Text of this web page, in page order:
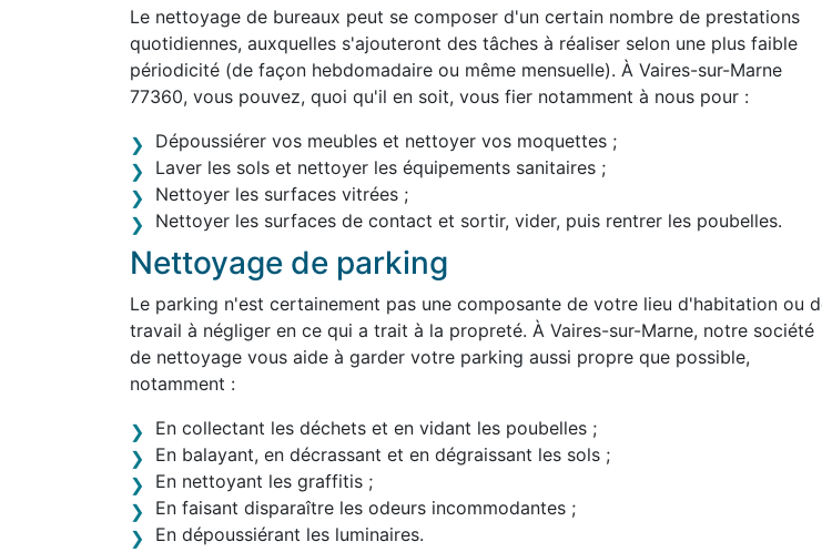
Le nettoyage de bureaux peut se composer d'un certain nombre de prestations
quotidiennes, auxquelles s'ajouteront des tâches à réaliser selon une plus faible
périodicité (de façon hebdomadaire ou même mensuelle). À Vaires-sur-Marne
77360, vous pouvez, quoi qu'il en soit, vous fier notamment à nous pour :
Dépoussiérer vos meubles et nettoyer vos moquettes ;
Laver les sols et nettoyer les équipements sanitaires ;
Nettoyer les surfaces vitrées ;
Nettoyer les surfaces de contact et sortir, vider, puis rentrer les poubelles.
Nettoyage de parking
Le parking n'est certainement pas une composante de votre lieu d'habitation ou
travail à négliger en ce qui a trait à la propreté. À Vaires-sur-Marne, notre société
de nettoyage vous aide à garder votre parking aussi propre que possible,
notamment :
En collectant les déchets et en vidant les poubelles ;
En balayant, en décrassant et en dégraissant les sols ;
En nettoyant les graffitis ;
En faisant disparaître les odeurs incommodantes ;
En dépoussiérant les luminaires.